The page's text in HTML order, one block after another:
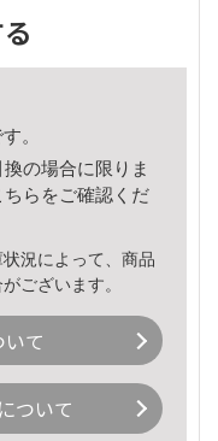
。
の場合に限りま
ちら をご確認くだ
況によって、商品
ございます。
て
ついて